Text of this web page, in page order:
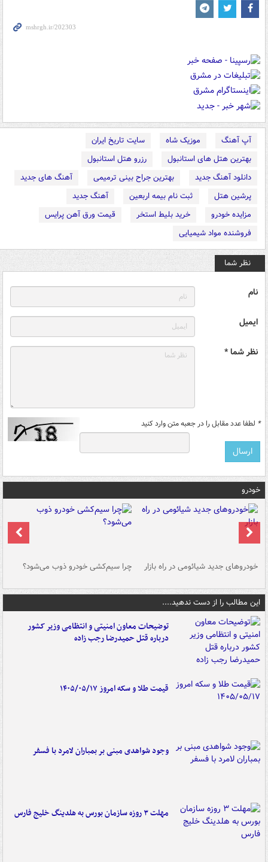
آپ آهنگ موزیک شاه
سایت تاریخ ایران
بهترین هتل های استانبول
رزرو هتل استانبول
دانلود آهنگ جدید
بهترین جراح بینی ترمیمی
آهنگ های جدید
پرشین هتل
ثبت نام بیمه اربعین
آهنگ جدید
مزایده خودرو
خرید بلیط استخر
قیمت ورق آهن پرایس
فروشنده مواد شیمیایی
نظر شما
نام
ایمیل
نظر شما *
* لطفا عدد مقابل را در جعبه متن وارد کنید
خودرو
خودروهای جدید شیائومی در راه بازار چرا سیم‌کشی خودرو ذوب می‌شود؟
این مطالب را از دست ندهید....
توضیحات معاون امنیتی و انتظامی وزیر کشور
درباره قتل حمیدرضا رجب زاده
قیمت طلا و سکه امروز ۱۴۰۵/۰۵/۱۷
وجود شواهدی مبنی بر بمباران لامرد با فسفر
مهلت ۳ روزه سازمان بورس به هلدینگ خلیج فارس